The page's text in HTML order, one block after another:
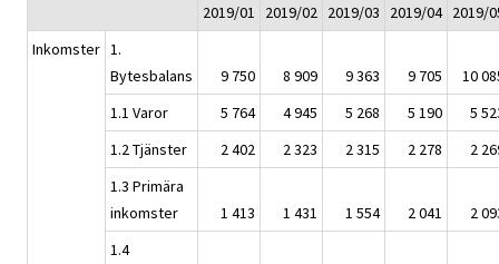
2019/01 2019/02 2019/03 2019/04 2019/
Inkomster 1.
Bytesbalans
9 750 8 909 9 363 9 705
10
1.1 Varor
5 764 4 945 5 268 5 190
5
1.2 Tjänster
2 402 2 323 2 315 2 278
2
1.3 Primära
inkomster
1 413 1 431 1 554 2 041
2
1.4